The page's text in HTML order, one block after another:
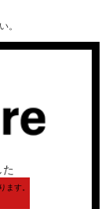
。
ます。